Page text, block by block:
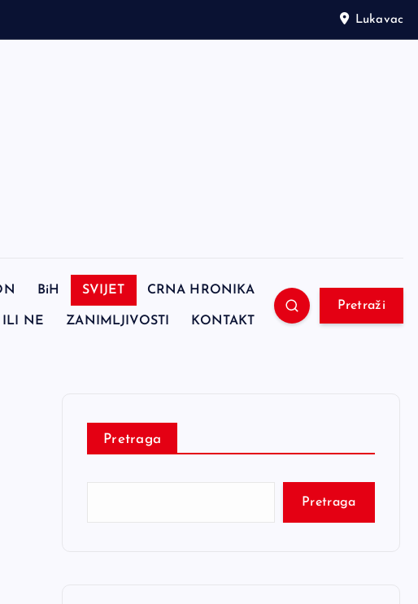
Lukavac
BiH SVIJET CRNA HRONIKA
ILI NE ZANIMLJIVOSTI KONTAKT
Pretraži
Pretraga
Pretraga